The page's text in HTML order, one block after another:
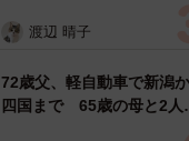
ようとした4日間 「命の重
表の訴え
渡辺 晴子
72歳父、軽自動車で新潟
四国まで 65歳の母と2人